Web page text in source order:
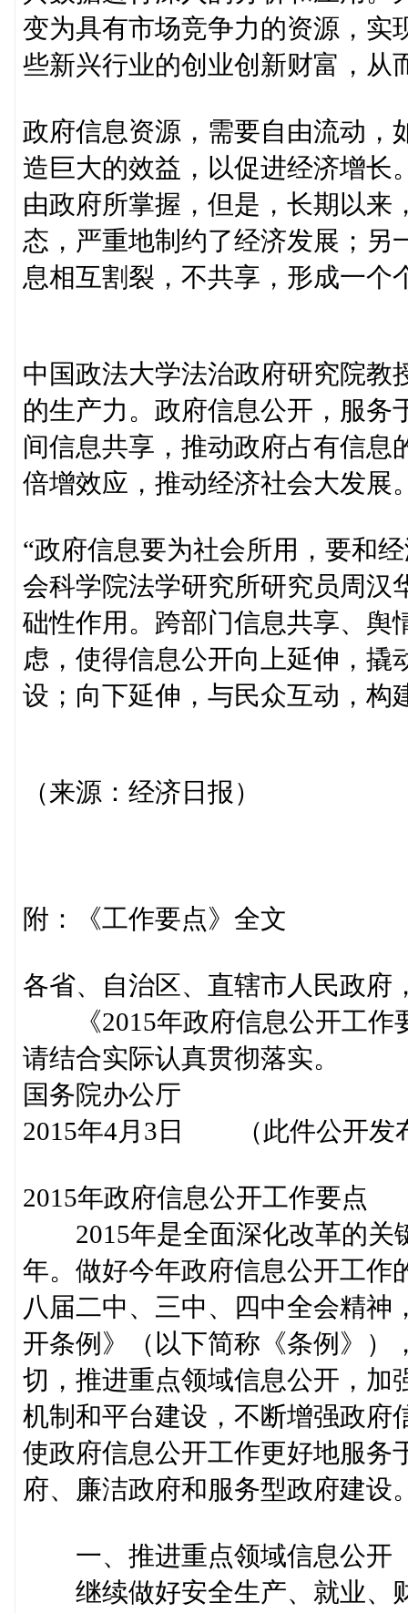
变为具有市场竞争力的资源，实
些新兴行业的创业创新财富，从
政府信息资源，需要自由流动，
造巨大的效益，以促进经济增长
由政府所掌握，但是，长期以来
态，严重地制约了经济发展；另
息相互割裂，不共享，形成一个
中国政法大学法治政府研究院教
的生产力。政府信息公开，服务
间信息共享，推动政府占有信息
倍增效应，推动经济社会大发展
“政府信息要为社会所用，要和
会科学院法学研究所研究员周汉
础性作用。跨部门信息共享、舆
虑，使得信息公开向上延伸，撬
设；向下延伸，与民众互动，构
（来源：经济日报）
附：《工作要点》全文
各省、自治区、直辖市人民政府
《2015年政府信息公开工作
请结合实际认真贯彻落实。
国务院办公厅
2015年4月3日 （此件公开发
2015年政府信息公开工作要点
2015年是全面深化改革的关
年。做好今年政府信息公开工作
八届二中、三中、四中全会精
开条例》（以下简称《条例》）
切，推进重点领域信息公开，加
机制和平台建设，不断增强政府
使政府信息公开工作更好地服务
府、廉洁政府和服务型政府建设
一、推进重点领域信息公开
继续做好安全生产、就业、